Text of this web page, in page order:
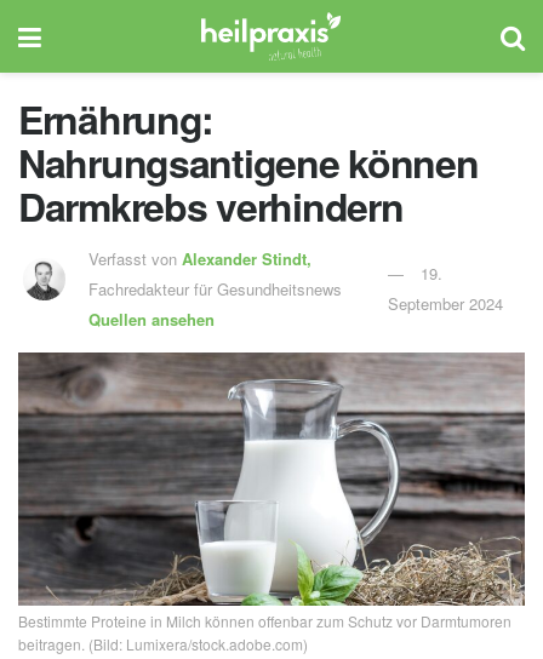
Ernährung:
Nahrungsantigene können
Darmkrebs verhindern
Verfasst vonAlexander Stindt,
Fachredakteur für Gesundheitsnews
Quellen ansehen
19.
September 2024
Bestimmte Proteine in Milch können offenbar zum Schutz vor Darmtumoren
beitragen. (Bild: Lumixera/stock.adobe.com)